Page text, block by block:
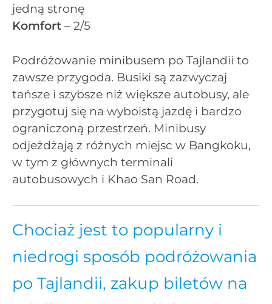
jedną stronę
Komfort – 2/5
Podróżowanie minibusem po Tajlandii to
zawsze przygoda. Busiki są zazwyczaj
tańsze i szybsze niż większe autobusy, ale
przygotuj się na wyboistą jazdę i bardzo
ograniczoną przestrzeń. Minibusy
odjeżdżają z różnych miejsc w Bangkoku,
w tym z głównych terminali
autobusowych i Khao San Road.
Chociaż jest to popularny i
niedrogi sposób podróżowania
po Tajlandii, zakup biletów na